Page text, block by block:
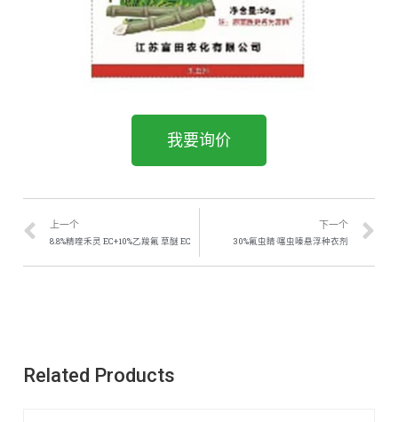
我要询价
上一个
8.8%精喹禾灵 EC+10%乙羧氟 草醚 EC
下一个
30%氟虫睛·噻虫嗪悬浮种衣剂
Related Products